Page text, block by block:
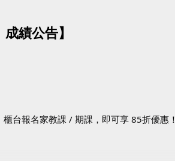
績公告】
台報名家教課 / 期課，即可享 85折優惠！